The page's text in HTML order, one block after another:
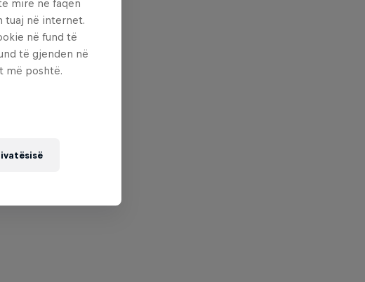
mirë në faqen
tuaj në internet.
në fund të
të gjenden në
më poshtë.